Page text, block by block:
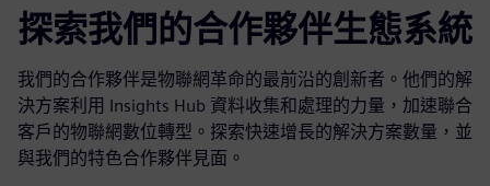
探索我們的合作夥伴生態系統
我們的合作夥伴是物聯網革命的最前沿的創新者。他們的解
決方案利用 Insights Hub 資料收集和處理的力量，加速聯合
客戶的物聯網數位轉型。探索快速增長的解決方案數量，並
與我們的特色合作夥伴見面。